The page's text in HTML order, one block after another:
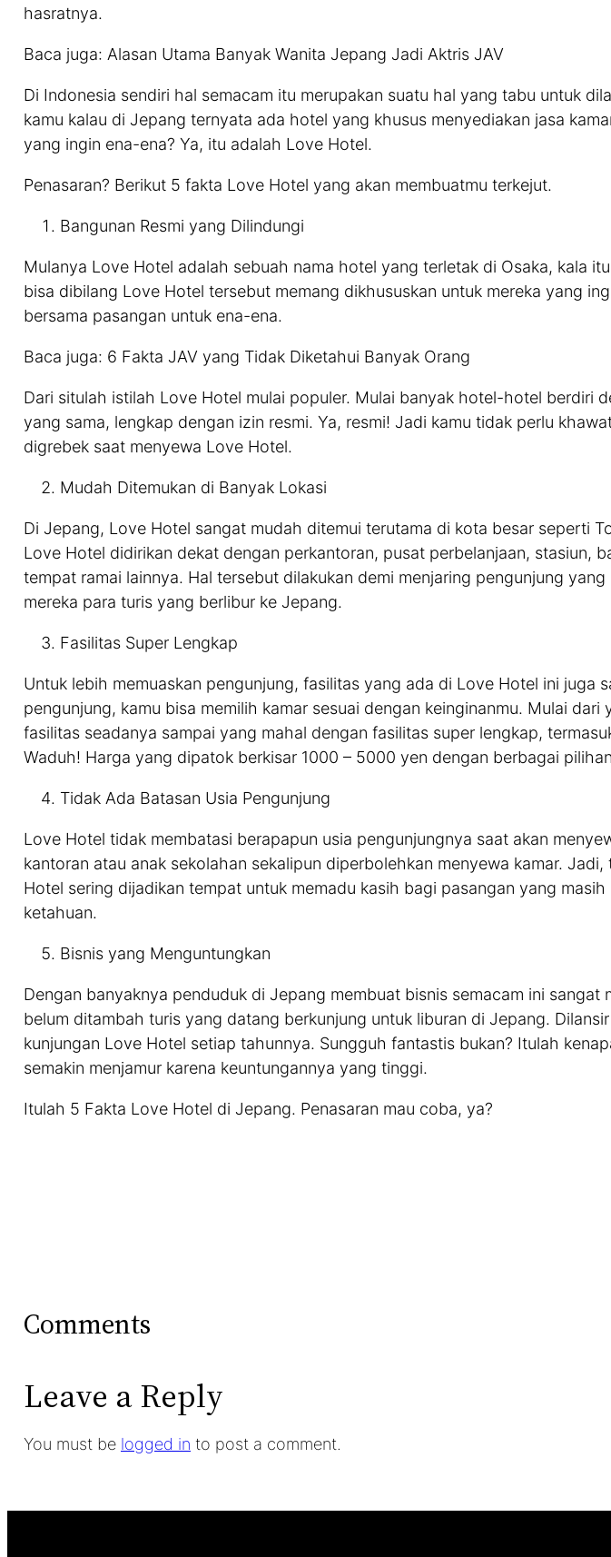
hasratnya.
Baca juga: Alasan Utama Banyak Wanita Jepang Jadi Aktris JAV
Di Indonesia sendiri hal semacam itu merupakan suatu hal yang tabu untuk
kamu kalau di Jepang ternyata ada hotel yang khusus menyediakan jasa
yang ingin ena-ena? Ya, itu adalah Love Hotel.
Penasaran? Berikut 5 fakta Love Hotel yang akan membuatmu terkejut.
Bangunan Resmi yang Dilindungi
Mulanya Love Hotel adalah sebuah nama hotel yang terletak di Osaka, kala
bisa dibilang Love Hotel tersebut memang dikhususkan untuk mereka yang
bersama pasangan untuk ena-ena.
Baca juga: 6 Fakta JAV yang Tidak Diketahui Banyak Orang
Dari situlah istilah Love Hotel mulai populer. Mulai banyak hotel-hotel berdiri
yang sama, lengkap dengan izin resmi. Ya, resmi! Jadi kamu tidak perlu
digrebek saat menyewa Love Hotel.
Mudah Ditemukan di Banyak Lokasi
Di Jepang, Love Hotel sangat mudah ditemui terutama di kota besar seperti
Love Hotel didirikan dekat dengan perkantoran, pusat perbelanjaan, stasiun,
tempat ramai lainnya. Hal tersebut dilakukan demi menjaring pengunjung
mereka para turis yang berlibur ke Jepang.
Fasilitas Super Lengkap
Untuk lebih memuaskan pengunjung, fasilitas yang ada di Love Hotel ini juga
pengunjung, kamu bisa memilih kamar sesuai dengan keinginanmu. Mulai dari
fasilitas seadanya sampai yang mahal dengan fasilitas super lengkap,
Waduh! Harga yang dipatok berkisar 1000 – 5000 yen dengan berbagai
Tidak Ada Batasan Usia Pengunjung
Love Hotel tidak membatasi berapapun usia pengunjungnya saat akan
kantoran atau anak sekolahan sekalipun diperbolehkan menyewa kamar.
Hotel sering dijadikan tempat untuk memadu kasih bagi pasangan yang
ketahuan.
Bisnis yang Menguntungkan
Dengan banyaknya penduduk di Jepang membuat bisnis semacam ini sangat
belum ditambah turis yang datang berkunjung untuk liburan di Jepang.
kunjungan Love Hotel setiap tahunnya. Sungguh fantastis bukan? Itulah
semakin menjamur karena keuntungannya yang tinggi.
Itulah 5 Fakta Love Hotel di Jepang. Penasaran mau coba, ya?
Comments
Leave a Reply
You must be logged in to post a comment.